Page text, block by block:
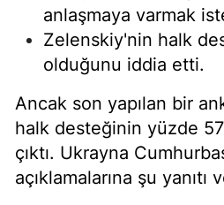
anlaşmaya varmak
Zelenskiy'nin halk
olduğunu iddia etti.
Ancak son yapılan bir
halk desteğinin yüzde
çıktı. Ukrayna
açıklamalarına şu yanıtı